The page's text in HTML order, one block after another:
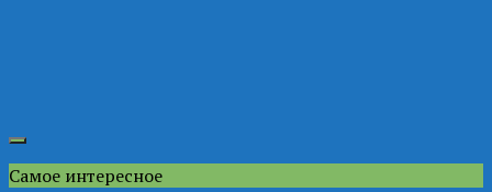
Самое интересное